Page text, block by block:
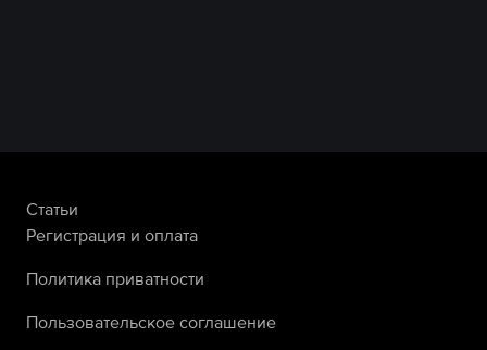
Статьи
Регистрация и оплата
Политика приватности
Пользовательское соглашение